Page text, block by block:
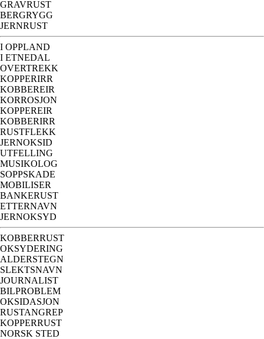
GRAVRUST
BERGRYGG
JERNRUST
I OPPLAND
I ETNEDAL
OVERTREKK
KOPPERIRR
KOBBEREIR
KORROSJON
KOPPEREIR
KOBBERIRR
RUSTFLEKK
JERNOKSID
UTFELLING
MUSIKOLOG
SOPPSKADE
MOBILISER
BANKERUST
ETTERNAVN
JERNOKSYD
KOBBERRUST
OKSYDERING
ALDERSTEGN
SLEKTSNAVN
JOURNALIST
BILPROBLEM
OKSIDASJON
RUSTANGREP
KOPPERRUST
NORSK STED